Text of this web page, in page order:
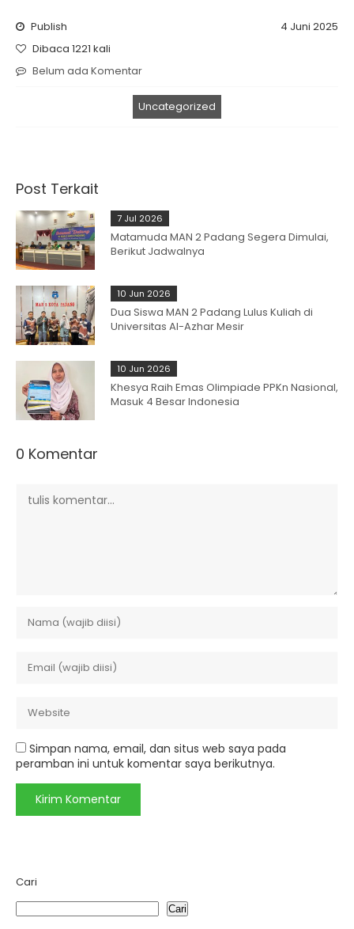
Publish
4 Juni 2025
Dibaca 1221 kali
Belum ada Komentar
Uncategorized
Post Terkait
7 Jul 2026
Matamuda MAN 2 Padang Segera Dimulai,
Berikut Jadwalnya
10 Jun 2026
Dua Siswa MAN 2 Padang Lulus Kuliah di
Universitas Al-Azhar Mesir
10 Jun 2026
Khesya Raih Emas Olimpiade PPKn Nasional,
Masuk 4 Besar Indonesia
0 Komentar
Simpan nama, email, dan situs web saya pada
peramban ini untuk komentar saya berikutnya.
Cari
Cari